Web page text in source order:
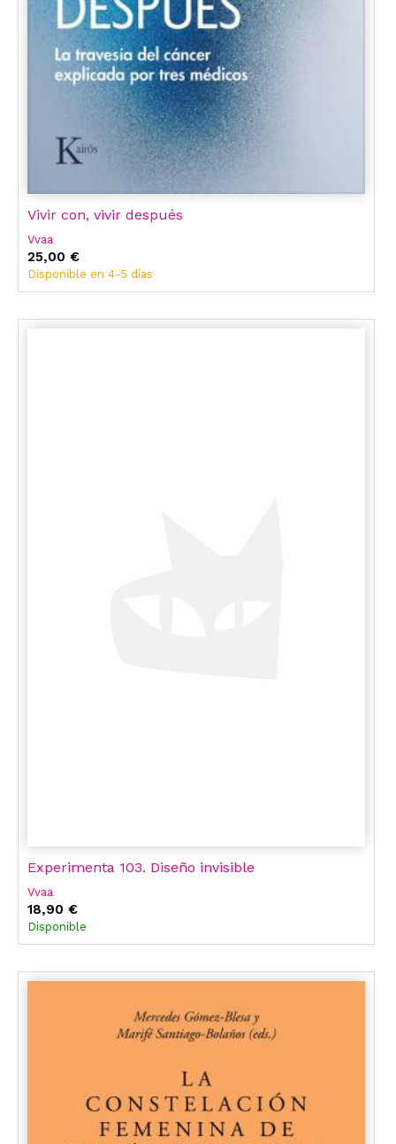
Vivir con, vivir después
Vvaa
25,00 €
Disponible en 4-5 días
Experimenta 103. Diseño invisible
Vvaa
18,90 €
Disponible